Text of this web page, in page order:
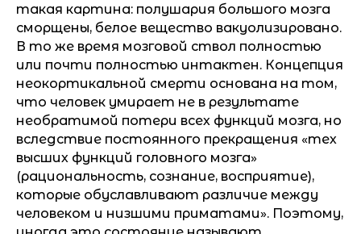
такая картина: полушария большого мозга
сморщены, белое вещество вакуолизировано.
В то же время мозговой ствол полностью
или почти полностью интактен. Концепция
неокортикальной смерти основана на том,
что человек умирает не в результате
необратимой потери всех функций мозга, но
вследствие постоянного прекращения «тех
высших функций головного мозга»
(рациональность, сознание, восприятие),
которые обуславливают различие между
человеком и низшими приматами». Поэтому,